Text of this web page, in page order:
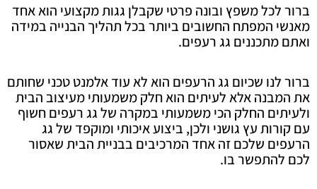
ברור לכל משפץ ובונה פרטי שקבלן גגות מקצועי הוא אחד
מאנשי המפתח החשובים ביותר בכל תהליך הבנייה במידה
ואתם מתכננים גג רעפים.
ברור לנו שכיום גג הרעפים הוא לא עוד אלמנט טכני שחותם
את המבנה אלא לעיתים הוא חלק משמעותי מעיצוב הבית
ולעיתים החלק הכי משמעותי במקרה של גג רעפים חשוף
עם קורות עץ גושני ולכן, ביצוע איכותי ומוקפד של גג
הרעפים שלכם זה אחד המרכיבים בבניית הבית שאסור
לכם להתפשר בו.